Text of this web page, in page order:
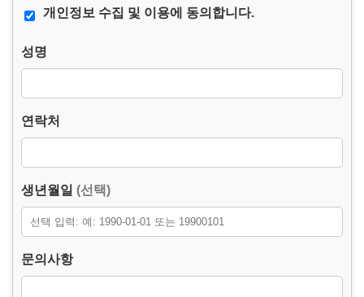
습니다.
또한 허위 문의, 타인 개인정보 도용, 스팸성 문의, 분쟁 발생 시
수 있습니다.
– 선택항목 : 생년월일.
– 자동 수집 항목 : 접속 IP 주소, 프록시/전달 IP 정보, 브라우저
속 도메인.
– 수집방법 : 웹사이트에 고객이 직접 입력 및 문의 접수 시 자동
3. 개인정보의 처리 및 보유기간.
본 홈페이지는 개인정보 수집 및 이용목적이 달성된 후에는 해당
정보를 지체 없이 파기합니다.
개인정보 수집 및 이용에 동의합니다.
성명
연락처
생년월일 (선택)
문의사항